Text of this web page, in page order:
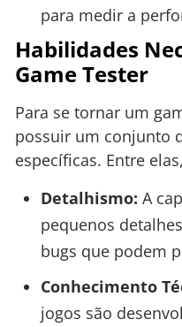
para medir a
Habilidades
Game Tester
Para se tornar um
possuir um conjunto
específicas. Entre
Detalhismo: A
pequenos
bugs que podem
Conhecimento
jogos são